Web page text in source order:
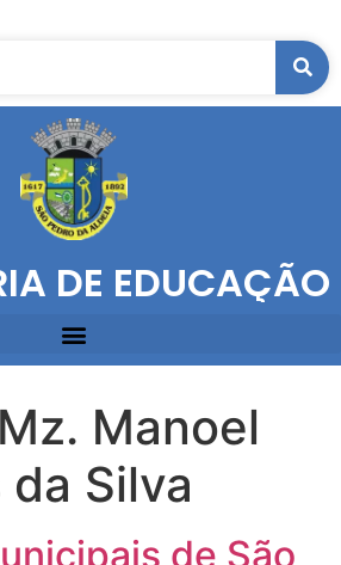
DE EDUCAÇÃO
Manoel
Silva
de São